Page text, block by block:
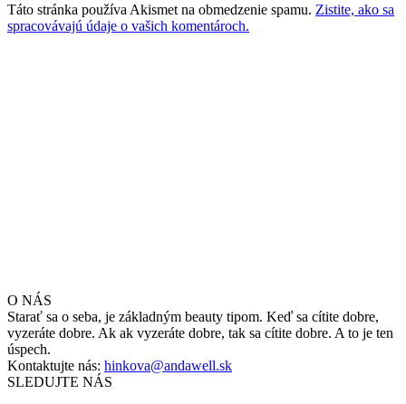
Táto stránka používa Akismet na obmedzenie spamu. Zistite, ako sa
spracovávajú údaje o vašich komentároch.
O NÁS
Starať sa o seba, je základným beauty tipom. Keď sa cítite dobre,
vyzeráte dobre. Ak ak vyzeráte dobre, tak sa cítite dobre. A to je ten
úspech.
Kontaktujte nás: hinkova@andawell.sk
SLEDUJTE NÁS